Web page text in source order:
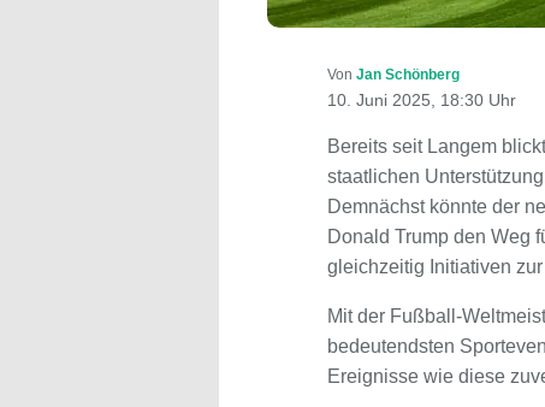
Von Jan Schönberg
10. Juni 2025, 18:30 Uhr
Bereits seit Langem
staatlichen
Demnächst könnte der
Donald Trump den Weg
gleichzeitig Initiativen
Mit der Fußball-
bedeutendsten
Ereignisse wie diese